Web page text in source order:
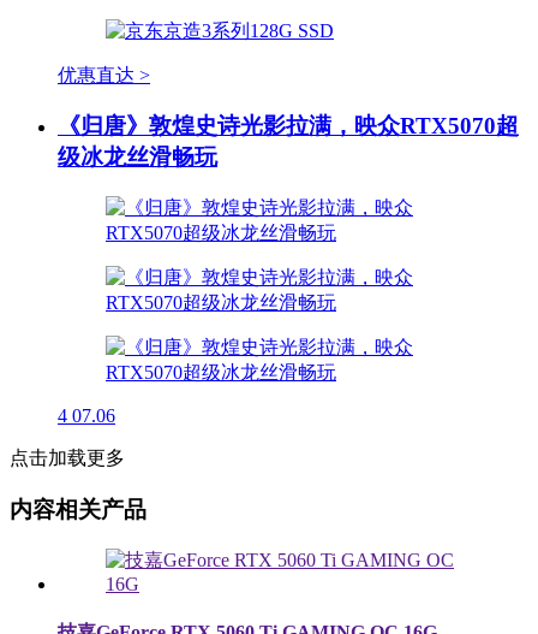
优惠直达 >
《归唐》敦煌史诗光影拉满，映众RTX5070超
级冰龙丝滑畅玩
4 07.06
点击加载更多
内容相关产品